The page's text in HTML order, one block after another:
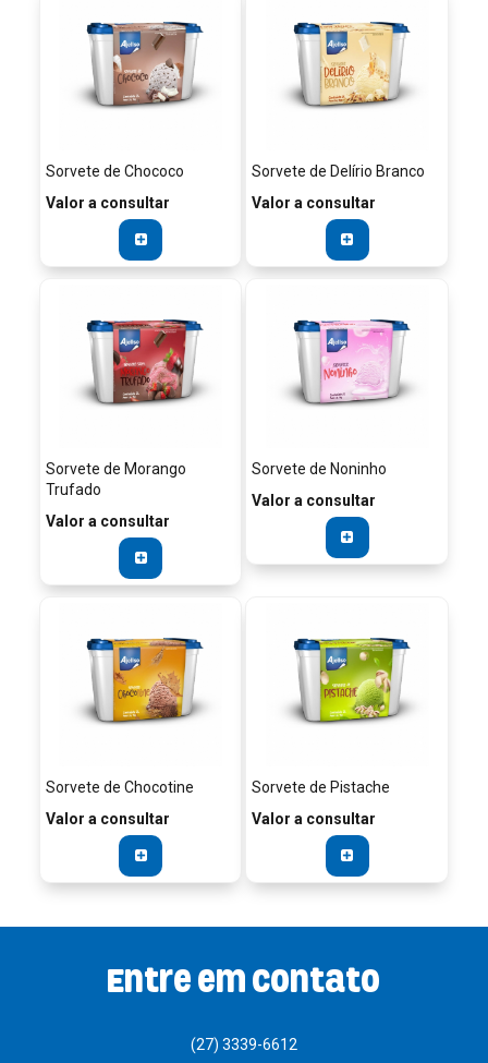
Sorvete de Chococo
Valor a consultar
Sorvete de Delírio Branco
Valor a consultar
Sorvete de Morango
Trufado
Valor a consultar
Sorvete de Noninho
Valor a consultar
Sorvete de Chocotine
Valor a consultar
Sorvete de Pistache
Valor a consultar
Entre em contato
(27) 3339-6612